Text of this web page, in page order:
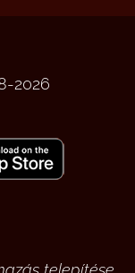
2026